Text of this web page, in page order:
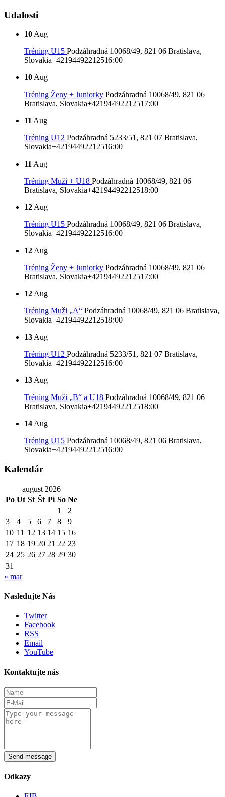
Udalosti
10Aug
Tréning U15 Podzáhradná 10068/49, 821 06 Bratislava,
Slovakia+42194492212516:00
10Aug
Tréning Ženy + Juniorky Podzáhradná 10068/49, 821 06
Bratislava, Slovakia+42194492212517:00
11Aug
Tréning U12 Podzáhradná 5233/51, 821 07 Bratislava,
Slovakia+42194492212516:00
11Aug
Tréning Muži + U18 Podzáhradná 10068/49, 821 06
Bratislava, Slovakia+42194492212518:00
12Aug
Tréning U15 Podzáhradná 10068/49, 821 06 Bratislava,
Slovakia+42194492212516:00
12Aug
Tréning Ženy + Juniorky Podzáhradná 10068/49, 821 06
Bratislava, Slovakia+42194492212517:00
12Aug
Tréning Muži „A“ Podzáhradná 10068/49, 821 06 Bratislava,
Slovakia+42194492212518:00
13Aug
Tréning U12 Podzáhradná 5233/51, 821 07 Bratislava,
Slovakia+42194492212516:00
13Aug
Tréning Muži „B“ a U18 Podzáhradná 10068/49, 821 06
Bratislava, Slovakia+42194492212518:00
14Aug
Tréning U15 Podzáhradná 10068/49, 821 06 Bratislava,
Slovakia+42194492212516:00
Kalendár
august 2026
Po Ut St Št Pi So Ne
1
2
3
4 5 6 7 8
9
10 11 12 13 14 15 16
17 18 19 20 21 22 23
24 25 26 27 28 29 30
31
« mar
Nasledujte Nás
Twitter
Facebook
RSS
Email
YouTube
Kontaktujte nás
Send message
Odkazy